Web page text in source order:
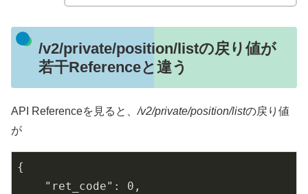
/v2/private/position/listの戻り値が
若干Referenceと違う
API Referenceを見ると、/v2/private/position/listの戻り値
が
{
"ret_code" : 0 ,